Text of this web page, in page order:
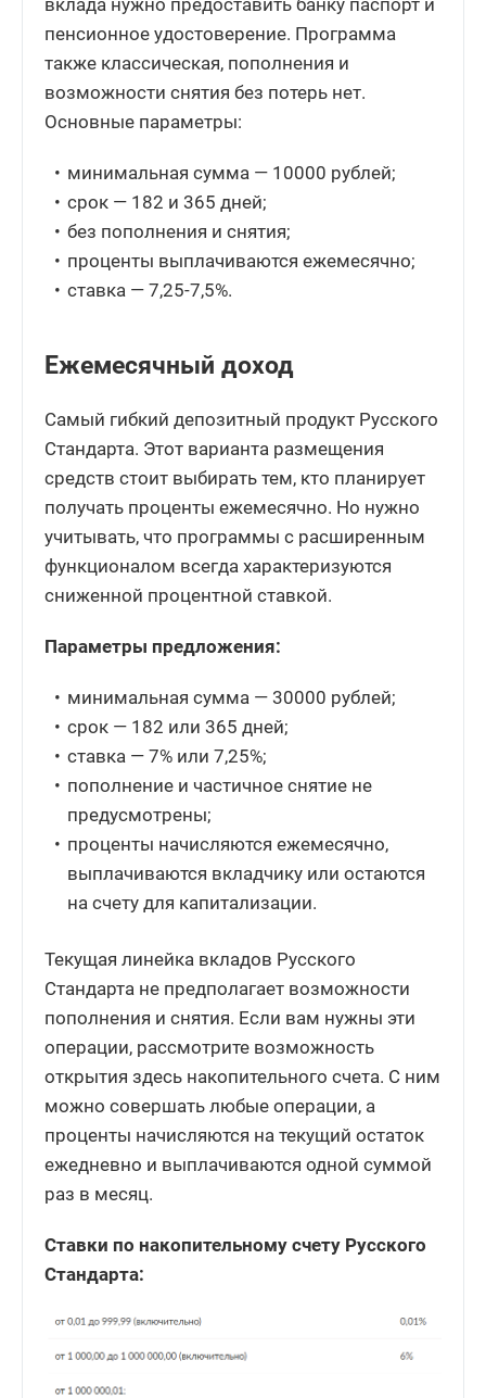
вклада нужно предоставить банку паспорт и
пенсионное удостоверение. Программа
также классическая, пополнения и
возможности снятия без потерь нет.
Основные параметры:
минимальная сумма — 10000 рублей;
срок — 182 и 365 дней;
без пополнения и снятия;
проценты выплачиваются ежемесячно;
ставка — 7,25-7,5%.
Ежемесячный доход
Самый гибкий депозитный продукт Русского
Стандарта. Этот варианта размещения
средств стоит выбирать тем, кто планирует
получать проценты ежемесячно. Но нужно
учитывать, что программы с расширенным
функционалом всегда характеризуются
сниженной процентной ставкой.
Параметры предложения:
минимальная сумма — 30000 рублей;
срок — 182 или 365 дней;
ставка — 7% или 7,25%;
пополнение и частичное снятие не
предусмотрены;
проценты начисляются ежемесячно,
выплачиваются вкладчику или остаются
на счету для капитализации.
Текущая линейка вкладов Русского
Стандарта не предполагает возможности
пополнения и снятия. Если вам нужны эти
операции, рассмотрите возможность
открытия здесь накопительного счета. С ним
можно совершать любые операции, а
проценты начисляются на текущий остаток
ежедневно и выплачиваются одной суммой
раз в месяц.
Ставки по накопительному счету Русского
Стандарта: